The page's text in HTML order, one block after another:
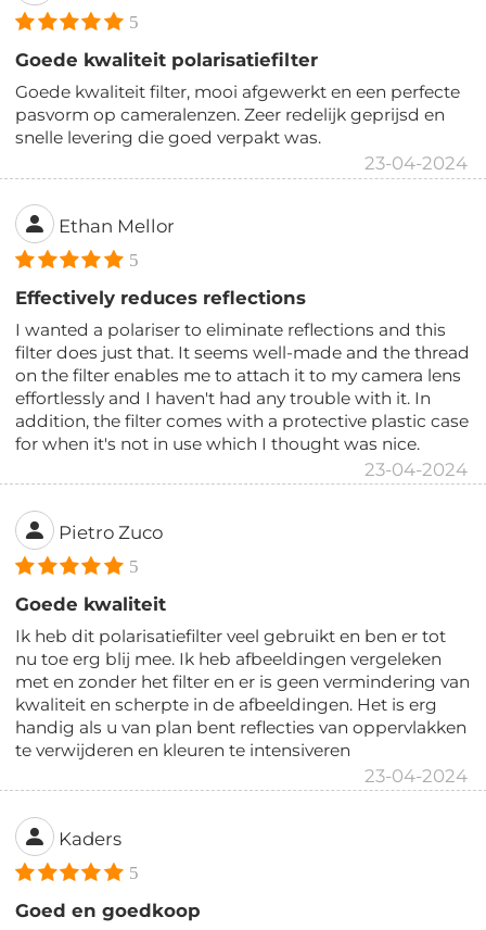
5
Goede kwaliteit polarisatiefilter
Goede kwaliteit filter, mooi afgewerkt en een perfecte
pasvorm op cameralenzen. Zeer redelijk geprijsd en
snelle levering die goed verpakt was.
23-04-2024
Ethan Mellor
5
Effectively reduces reflections
I wanted a polariser to eliminate reflections and this
filter does just that. It seems well-made and the thread
on the filter enables me to attach it to my camera lens
effortlessly and I haven't had any trouble with it. In
addition, the filter comes with a protective plastic case
for when it's not in use which I thought was nice.
23-04-2024
Pietro Zuco
5
Goede kwaliteit
Ik heb dit polarisatiefilter veel gebruikt en ben er tot
nu toe erg blij mee. Ik heb afbeeldingen vergeleken
met en zonder het filter en er is geen vermindering van
kwaliteit en scherpte in de afbeeldingen. Het is erg
handig als u van plan bent reflecties van oppervlakken
te verwijderen en kleuren te intensiveren
23-04-2024
Kaders
5
Goed en goedkoop